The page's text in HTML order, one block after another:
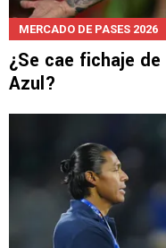
MERCADO DE PASES 2026
¿Se cae fichaje
Azul?